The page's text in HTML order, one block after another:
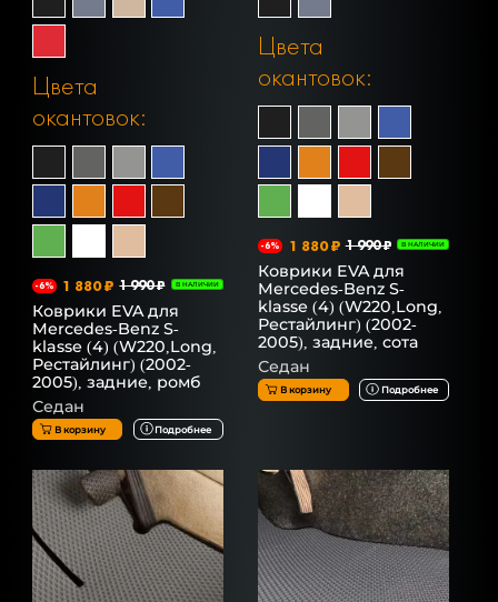
Цвета
окантовок:
-6% 1 880 ₽ 1 990 ₽ В НАЛИЧИИ
Коврики EVA для
Mercedes-Benz S-
klasse (4) (W220,Long,
Рестайлинг) (2002-
2005), задние, ромб
Седан
В корзину Подробнее
Цвета
окантовок:
-6% 1 880 ₽ 1 990 ₽ В НАЛИЧИИ
Коврики EVA для
Mercedes-Benz S-
klasse (4) (W220,Long,
Рестайлинг) (2002-
2005), задние, сота
Седан
В корзину Подробнее